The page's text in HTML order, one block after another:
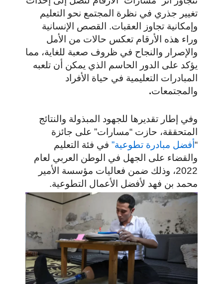
تغيير جذري في نظرة المجتمع نحو التعليم
وإمكانية تجاوز العقبات. القصص الإنسانية
وراء هذه الأرقام تعكس حالات من الأمل
والإصرار والنجاح في ظروف صعبة للغاية، مما
يؤكد على الدور الحاسم الذي يمكن أن تلعبه
المبادرات التعليمية في حياة الأفراد
والمجتمعات.
وفي إطار تقديرها للجهود المبذولة والنتائج
المتحققة، حازت “مسارات” على جائزة
“ أفضل مبادرة تطوعية” في فئة التعليم
والقضاء على الجهل في الوطن العربي لعام
2022، وذلك ضمن فعاليات مؤسسة الأمير
محمد بن فهد لأفضل الأعمال التطوعية.